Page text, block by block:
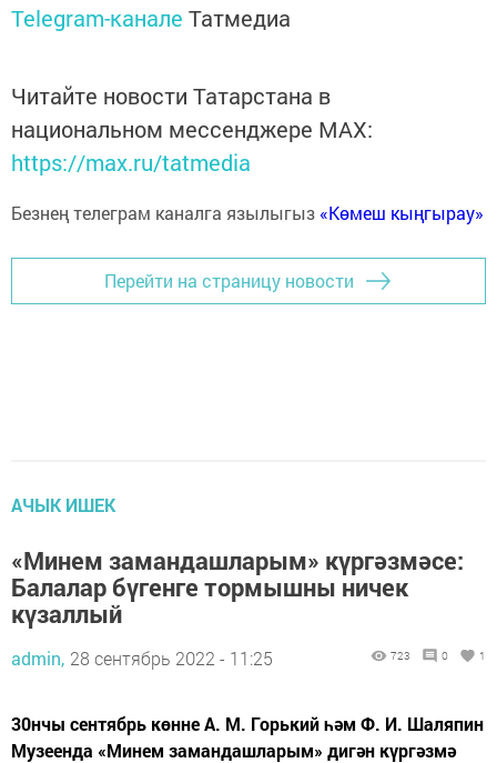
Telegram-канале Татмедиа
Читайте новости Татарстана в
национальном мессенджере MАХ:
https://max.ru/tatmedia
Безнең телеграм каналга язылыгыз «Көмеш кыңгырау»
Перейти на страницу новости
АЧЫК ИШЕК
«Минем замандашларым» күргәзмәсе:
Балалар бүгенге тормышны ничек
күзаллый
admin, 28 сентябрь 2022 - 11:25 723 0 1
30нчы сентябрь көнне А. М. Горький һәм Ф. И. Шаляпин
Музеенда «Минем замандашларым» дигән күргәзмә